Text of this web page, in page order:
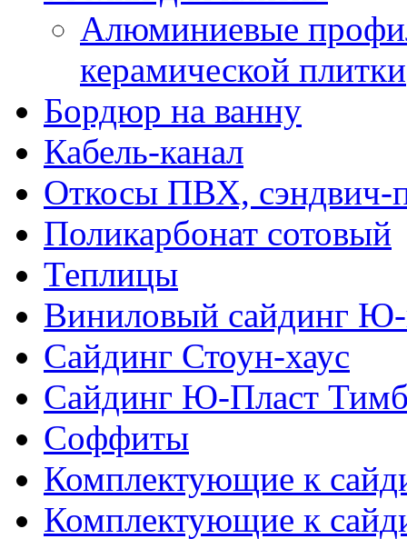
Алюминиевые
керамической плитки
Бордюр на ванну
Кабель-канал
Откосы ПВХ, сэндвич-
Поликарбонат сотовый
Теплицы
Виниловый сайдинг Ю-
Сайдинг Стоун-хаус
Сайдинг Ю-Пласт
Соффиты
Комплектующие к
Комплектующие к